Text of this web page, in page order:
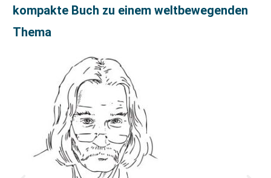
kompakte Buch zu einem weltbewegenden
Thema